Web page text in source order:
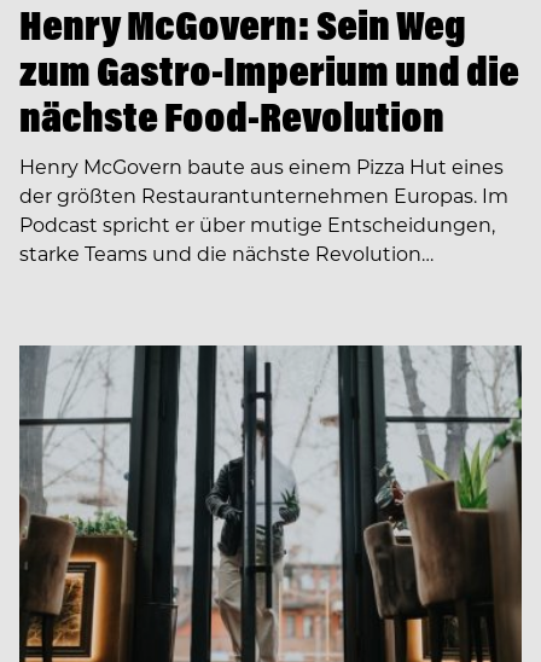
Henry McGovern: Sein Weg
zum Gastro-Imperium und die
nächste Food-Revolution
Henry McGovern baute aus einem Pizza Hut eines
der größten Restaurantunternehmen Europas. Im
Podcast spricht er über mutige Entscheidungen,
starke Teams und die nächste Revolution…